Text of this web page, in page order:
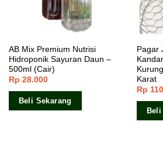
AB Mix Premium Nutrisi
Hidroponik Sayuran Daun –
500ml (Cair)
Rp 28.000
Beli Sekarang
Pagar
Karat
Rp
Beli